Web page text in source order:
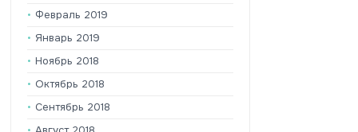
Февраль 2019
Январь 2019
Ноябрь 2018
Октябрь 2018
Сентябрь 2018